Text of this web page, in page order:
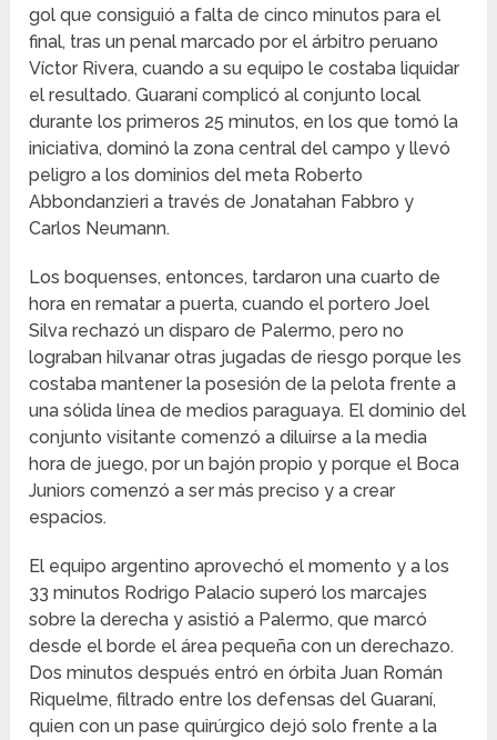
gol que consiguió a falta de cinco minutos para el
final, tras un penal marcado por el árbitro peruano
Víctor Rivera, cuando a su equipo le costaba liquidar
el resultado. Guaraní complicó al conjunto local
durante los primeros 25 minutos, en los que tomó la
iniciativa, dominó la zona central del campo y llevó
peligro a los dominios del meta Roberto
Abbondanzieri a través de Jonatahan Fabbro y
Carlos Neumann.
Los boquenses, entonces, tardaron una cuarto de
hora en rematar a puerta, cuando el portero Joel
Silva rechazó un disparo de Palermo, pero no
lograban hilvanar otras jugadas de riesgo porque les
costaba mantener la posesión de la pelota frente a
una sólida línea de medios paraguaya. El dominio del
conjunto visitante comenzó a diluirse a la media
hora de juego, por un bajón propio y porque el Boca
Juniors comenzó a ser más preciso y a crear
espacios.
El equipo argentino aprovechó el momento y a los
33 minutos Rodrigo Palacio superó los marcajes
sobre la derecha y asistió a Palermo, que marcó
desde el borde el área pequeña con un derechazo.
Dos minutos después entró en órbita Juan Román
Riquelme, filtrado entre los defensas del Guaraní,
quien con un pase quirúrgico dejó solo frente a la